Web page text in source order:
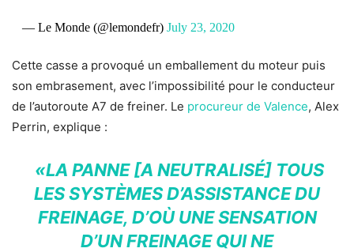
— Le Monde (@lemondefr) July 23, 2020
Cette casse a provoqué un emballement du moteur puis
son embrasement, avec l’impossibilité pour le conducteur
de l’autoroute A7 de freiner. Le procureur de Valence, Alex
Perrin, explique :
«LA PANNE [A NEUTRALISÉ] TOUS
LES SYSTÈMES D’ASSISTANCE DU
FREINAGE, D’OÙ UNE SENSATION
D’UN FREINAGE QUI NE